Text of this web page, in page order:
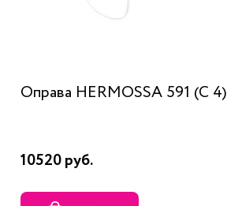
Оправа HERMOSSA 591 (C 4)
10520 руб.